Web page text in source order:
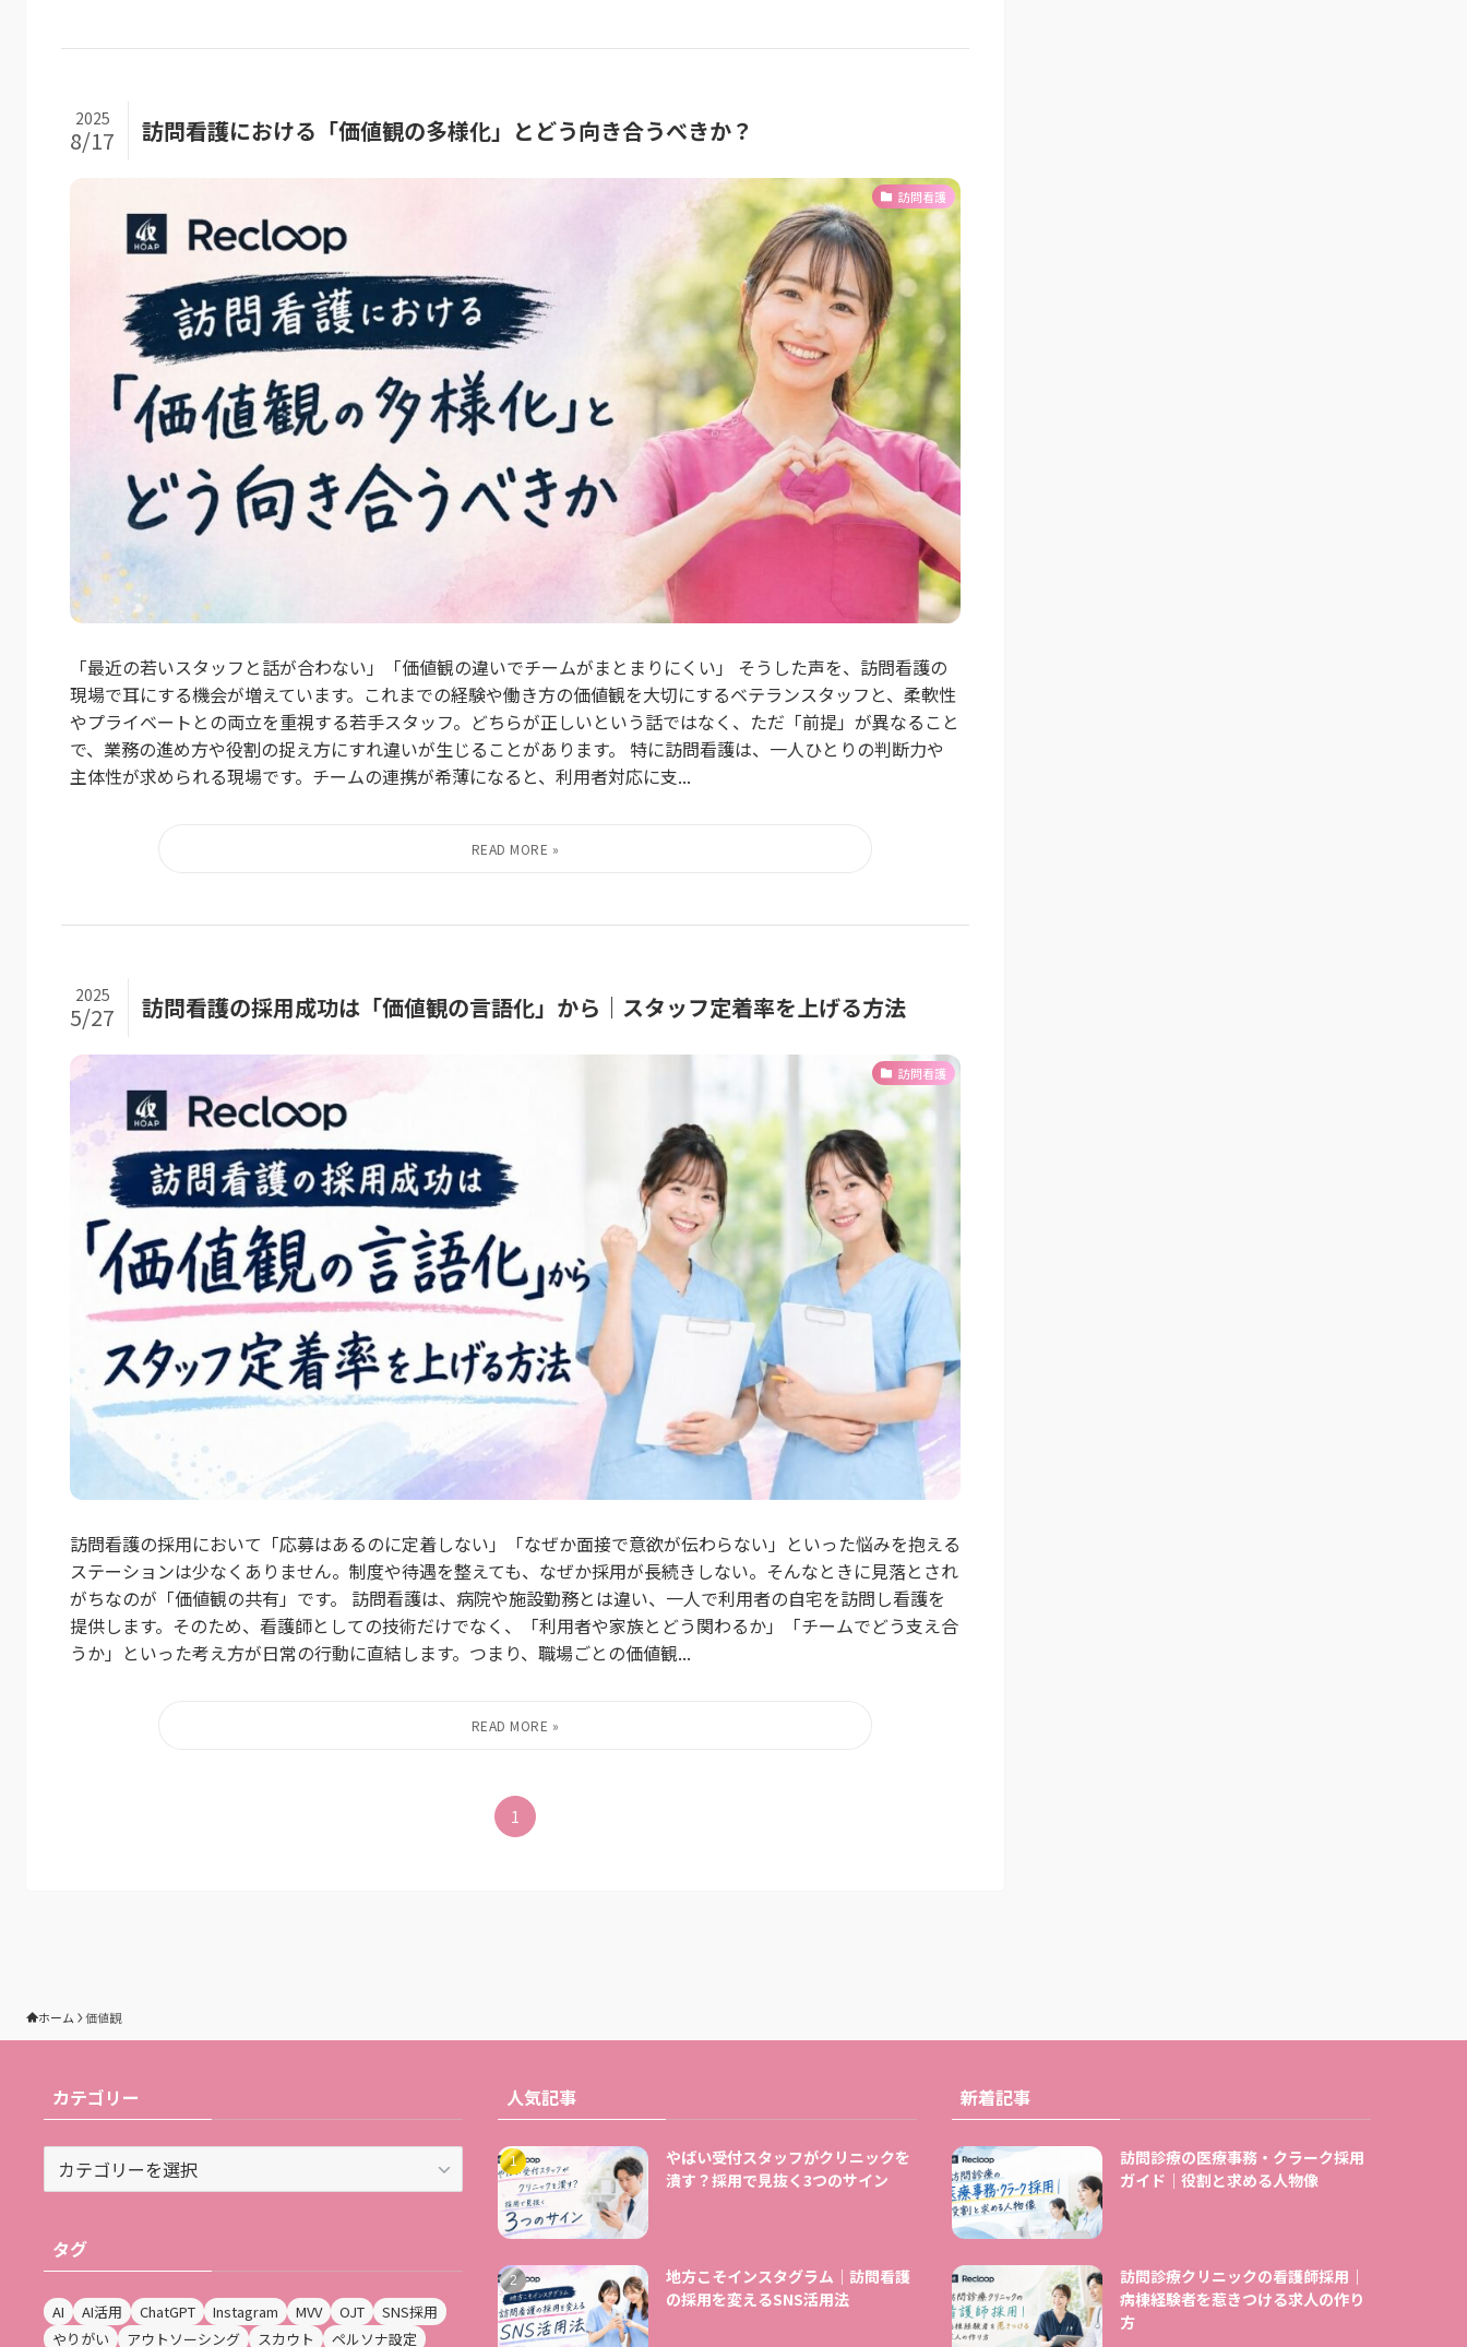
訪問看護における「価値観の多様化」とどう向き合うべきか？
2025
8/17
訪問看護
「最近の若いスタッフと話が合わない」「価値観の違いでチームがまとまりにくい」 そうした声を、訪問看護の
現場で耳にする機会が増えています。これまでの経験や働き方の価値観を大切にするベテランスタッフと、柔軟性
やプライベートとの両立を重視する若手スタッフ。どちらが正しいという話ではなく、ただ「前提」が異なること
で、業務の進め方や役割の捉え方にすれ違いが生じることがあります。 特に訪問看護は、一人ひとりの判断力や
主体性が求められる現場です。チームの連携が希薄になると、利用者対応に支...
訪問看護の採用成功は「価値観の言語化」から｜スタッフ定着率を上げる方法
2025
5/27
訪問看護
訪問看護の採用において「応募はあるのに定着しない」「なぜか面接で意欲が伝わらない」といった悩みを抱える
ステーションは少なくありません。制度や待遇を整えても、なぜか採用が長続きしない。そんなときに見落とされ
がちなのが「価値観の共有」です。 訪問看護は、病院や施設勤務とは違い、一人で利用者の自宅を訪問し看護を
提供します。そのため、看護師としての技術だけでなく、「利用者や家族とどう関わるか」「チームでどう支え合
うか」といった考え方が日常の行動に直結します。つまり、職場ごとの価値観...
1
ホーム 価値観
カテゴリー
テ
リ
ー
タグ
AI AI活用 ChatGPT Instagram MVV OJT
SNS採用
やりがい
アウトソーシング スカウト ペルソナ設定
人気記事
やばい受付スタッフがクリニックを
潰す？採用で見抜く3つのサイン
地方こそインスタグラム｜訪問看護
の採用を変えるSNS活用法
新着記事
訪問診療の医療事務・クラーク採用
ガイド｜役割と求める人物像
訪問診療クリニックの看護師採用｜
病棟経験者を惹きつける求人の作り
方